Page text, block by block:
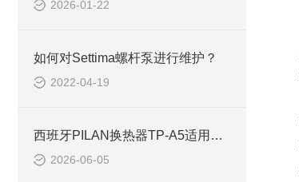
2026-01-22
如何对Settima螺杆泵进行维护？
2022-04-19
西班牙PILAN换热器TP-A5适用于注塑机械
2026-06-05